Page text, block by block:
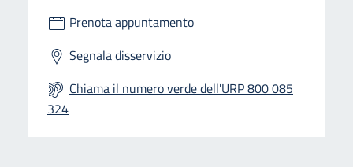
Prenota appuntamento
Segnala disservizio
Chiama il numero verde dell'URP 800 085
324